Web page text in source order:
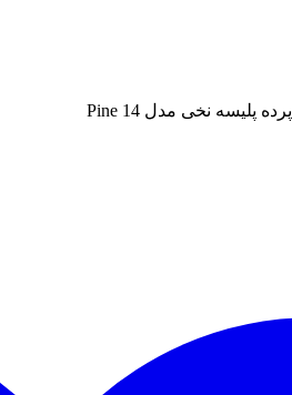
پرده پلیسه نخی مدل Pine 14